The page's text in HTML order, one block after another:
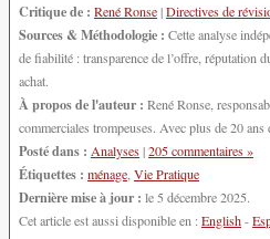
Critique de : René Ronse|Directives de
Sources & Méthodologie : Cette analyse
de fiabilité : transparence de l’offre, réputation
achat.
À propos de l'auteur : René Ronse,
commerciales trompeuses. Avec plus de 20
Posté dans : Analyses|205 commentaires »
Étiquettes : ménage,Vie Pratique
Dernière mise à jour : le 5 décembre 2025.
Cet article est aussi disponible en :English-